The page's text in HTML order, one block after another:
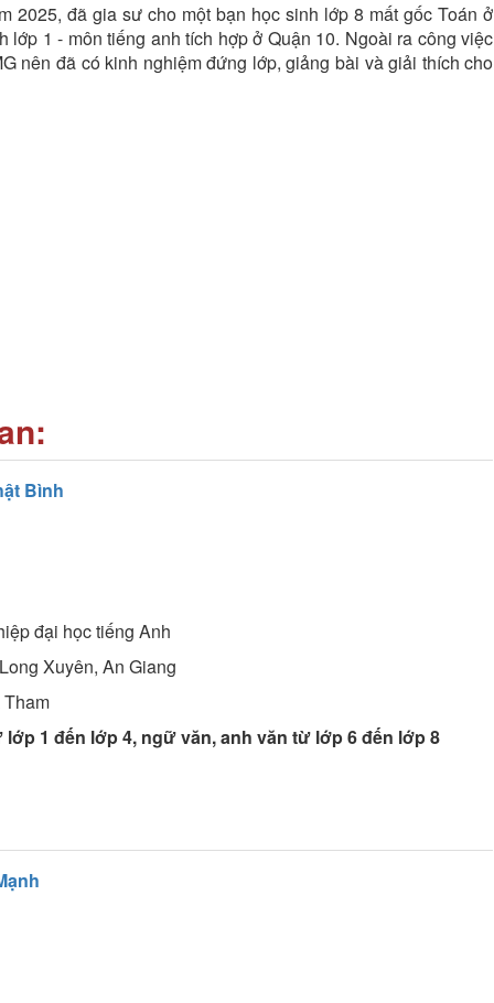
2025, đã gia sư cho một bạn học sinh lớp 8 mất gốc Toán ở
1 - môn tiếng anh tích hợp ở Quận 10. Ngoài ra công việc
nên đã có kinh nghiệm đứng lớp, giảng bài và giải thích cho
Bình
đại họctiếng Anh
Xuyên, An Giang
lớp 1 đến lớp 4, ngữ văn, anh văn từ lớp 6 đến lớp 8